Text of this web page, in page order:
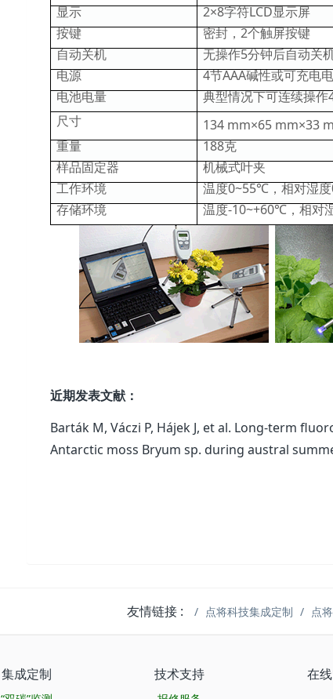
显示
2×8字符LCD显示屏
按键
密封，2个触屏按键
自动关机
无操作5分钟后自动关
电源
4节AAA碱性或可充电
电池电量
典型情况下可连续操
尺寸
134 mm×65 mm×33
重量
188克
样品固定器
机械式叶夹
工作环境
温度0~55℃，相对湿
存储环境
温度-10~+60℃，相对
近期发表文献：
Barták M, Váczi P, Hájek J, et al. Long-term
Antarctic moss Bryum sp. during austral
友情链接 : 点将科技集成定制 点
集成定制 技术支持 在